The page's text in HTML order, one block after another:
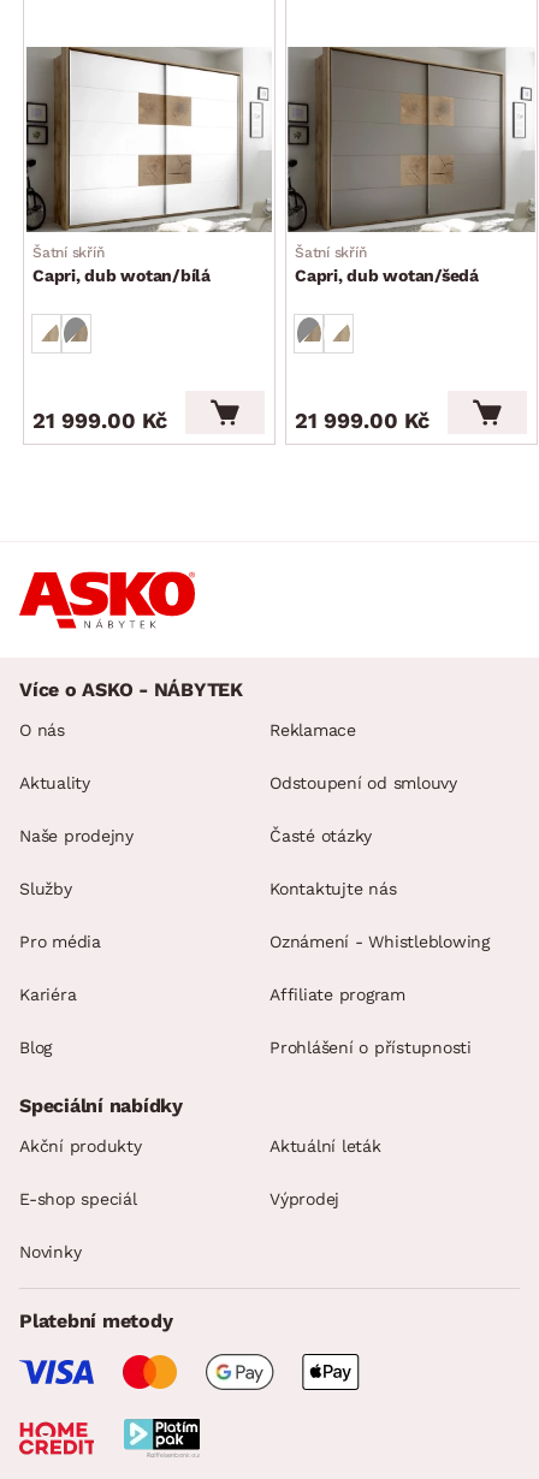
Šatní skříň
Capri, dub wotan/bílá
21 999.00 Kč
Šatní skříň
Capri, dub wotan/šedá
21 999.00 Kč
Více o ASKO - NÁBYTEK
O nás
Aktuality
Naše prodejny
Služby
Pro média
Kariéra
Blog
Reklamace
Odstoupení od smlouvy
Časté otázky
Kontaktujte nás
Oznámení - Whistleblowing
Affiliate program
Prohlášení o přístupnosti
Speciální nabídky
Akční produkty Aktuální leták
E-shop speciál Výprodej
Novinky
Platební metody